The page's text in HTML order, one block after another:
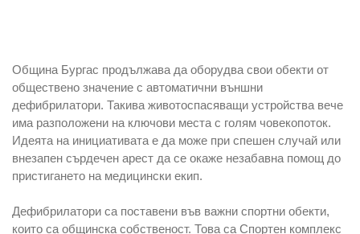
Община Бургас продължава да оборудва свои обекти от
обществено значение с автоматични външни
дефибрилатори. Такива животоспасяващи устройства вече
има разположени на ключови места с голям човекопоток.
Идеята на инициативата е да може при спешен случай или
внезапен сърдечен арест да се окаже незабавна помощ до
пристигането на медицински екип.
Дефибрилатори са поставени във важни спортни обекти,
които са общинска собственост. Това са Спортен комплекс